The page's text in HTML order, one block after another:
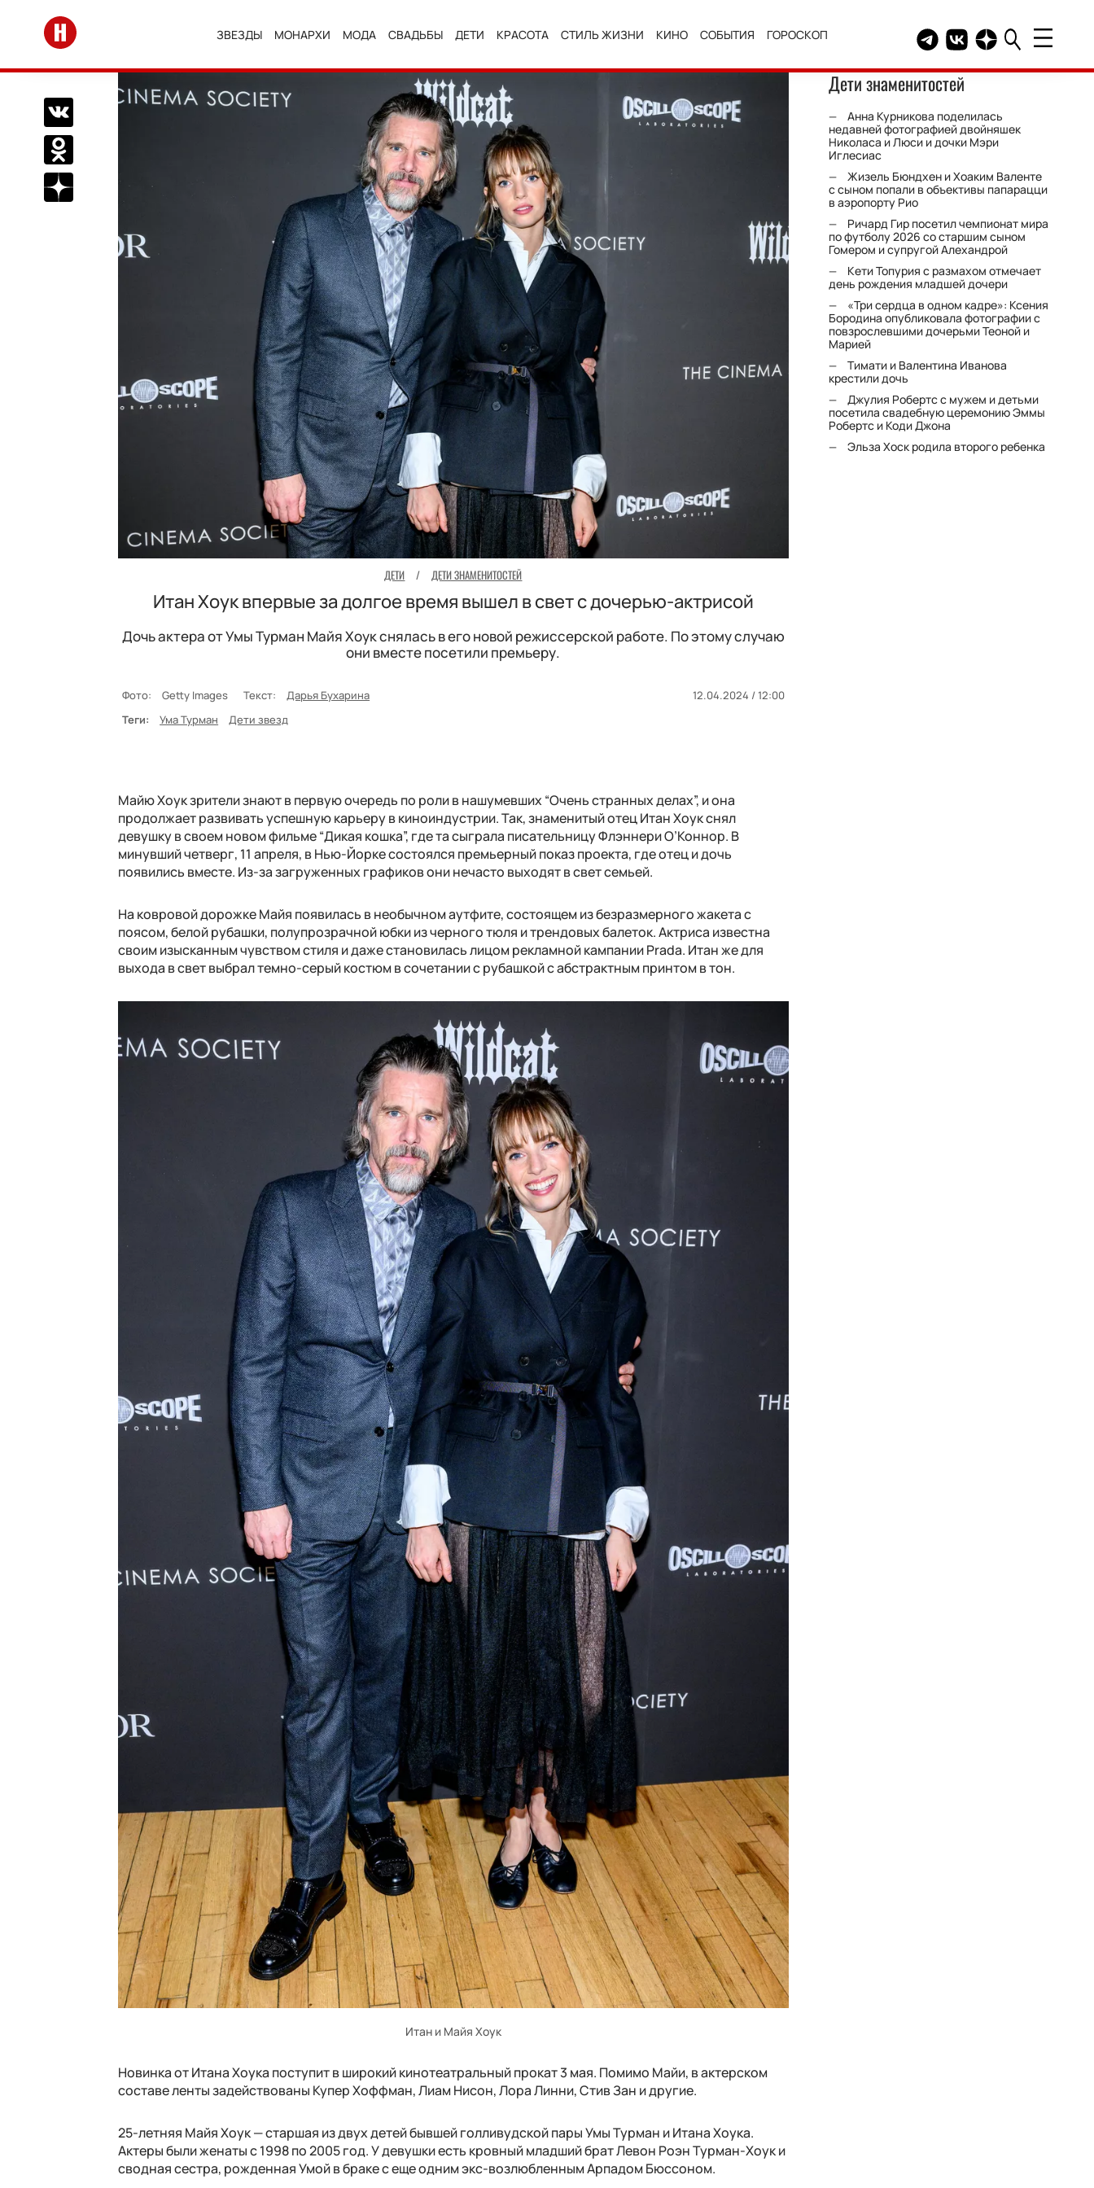
Перейти на главную
ЗВЕЗДЫ МОНАРХИ МОДА СВАДЬБЫ ДЕТИ КРАСОТА СТИЛЬ ЖИЗНИ КИНО СОБЫТИЯ ГОРОСКОП Telegram канал HELLO
Группа HELLO
Канал HELLO в
Поделиться Вконтакте
Поделиться в Одноклассниках
Подписаться на нас в Дзен
ДЕТИ / ДЕТИ ЗНАМЕНИТОСТЕЙ
Итан Хоук впервые за долгое время вышел в свет с дочерью-актрисой
Дочь актера от Умы Турман Майя Хоук снялась в его новой режиссерской работе. По этому случаю
они вместе посетили премьеру.
Фото: Getty Images Текст: Дарья Бухарина
12.04.2024 / 12:00
Теги:
Ума Турман Дети звезд
Майю Хоук зрители знают в первую очередь по роли в нашумевших “Очень странных делах”, и она
продолжает развивать успешную карьеру в киноиндустрии. Так, знаменитый отец Итан Хоук снял
девушку в своем новом фильме “Дикая кошка”, где та сыграла писательницу Флэннери О’Коннор. В
минувший четверг, 11 апреля, в Нью-Йорке состоялся премьерный показ проекта, где отец и дочь
появились вместе. Из-за загруженных графиков они нечасто выходят в свет семьей.
На ковровой дорожке Майя появилась в необычном аутфите, состоящем из безразмерного жакета с
поясом, белой рубашки, полупрозрачной юбки из черного тюля и трендовых балеток. Актриса известна
своим изысканным чувством стиля и даже становилась лицом рекламной кампании Prada. Итан же для
выхода в свет выбрал темно-серый костюм в сочетании с рубашкой с абстрактным принтом в тон.
Итан и Майя Хоук
Новинка от Итана Хоука поступит в широкий кинотеатральный прокат 3 мая. Помимо Майи, в актерском
составе ленты задействованы Купер Хоффман, Лиам Нисон, Лора Линни, Стив Зан и другие.
25-летняя Майя Хоук — старшая из двух детей бывшей голливудской пары Умы Турман и Итана Хоука.
Актеры были женаты с 1998 по 2005 год. У девушки есть кровный младший брат Левон Роэн Турман-Хоук и
сводная сестра, рожденная Умой в браке с еще одним экс-возлюбленным Арпадом Бюссоном.
Дети знаменитостей
Анна Курникова поделилась
недавней фотографией двойняшек
Николаса и Люси и дочки Мэри
Иглесиас
Жизель Бюндхен и Хоаким Валенте
с сыном попали в объективы папарацци
в аэропорту Рио
Ричард Гир посетил чемпионат мира
по футболу 2026 со старшим сыном
Гомером и супругой Алехандрой
Кети Топурия с размахом отмечает
день рождения младшей дочери
«Три сердца в одном кадре»: Ксения
Бородина опубликовала фотографии с
повзрослевшими дочерьми Теоной и
Марией
Тимати и Валентина Иванова
крестили дочь
Джулия Робертс с мужем и детьми
посетила свадебную церемонию Эммы
Робертс и Коди Джона
Эльза Хоск родила второго ребенка